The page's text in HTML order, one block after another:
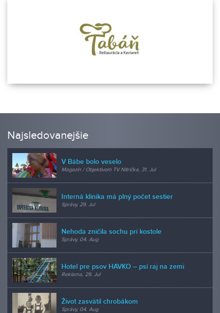
Najsledovanejšie
V Bábe bolo veselo
Magazín / Objektívom TV Nitrička, 31. Jul
Interná klinika má plný počet sestier
Správy, 29. Jul
Nehoda zničila sochu pri kostole
Správy, 04. Aug
Hotel pre psov HAVKO – psí raj na zemi
Reklama, 29. Jul
Život zasvätil chrobákom
Správy, 04. Aug